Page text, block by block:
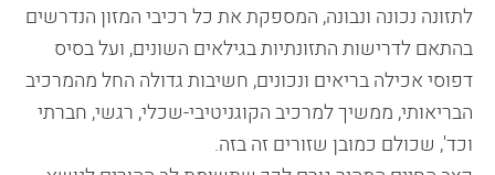
לתזונה נכונה ונבונה, המספקת את כל רכיבי המזון הנדרשים
בהתאם לדרישות התזונתיות בגילאים השונים, ועל בסיס
דפוסי אכילה בריאים ונכונים, חשיבות גדולה החל מהמרכיב
הבריאותי, ממשיך למרכיב הקוגניטיבי-שכלי, רגשי, חברתי
וכד', שכולם כמובן שזורים זה בזה.